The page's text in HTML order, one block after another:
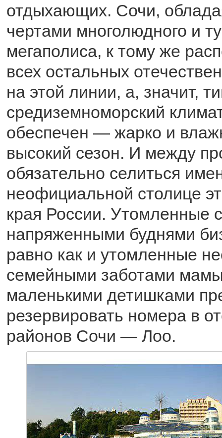
отдыхающих. Сочи,
чертами многолюдного и
мегаполиса, к тому же
всех остальных
на этой линии, а, значит,
средиземноморский
обеспечен — жарко и
высокий сезон. И между
обязательно селиться
неофициальной столице
края России. Утомленные
напряженными буднями
равно как и утомленные
семейными заботами
маленькими детишками
резервировать номера в
районов Сочи — Лоо.